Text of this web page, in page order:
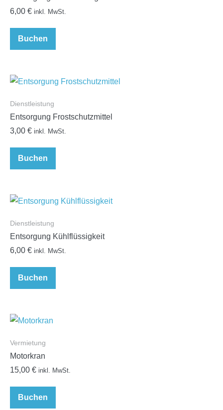
6,00 € inkl. MwSt.
Buchen
Dienstleistung
Entsorgung Frostschutzmittel
3,00 € inkl. MwSt.
Buchen
Dienstleistung
Entsorgung Kühlflüssigkeit
6,00 € inkl. MwSt.
Buchen
Vermietung
Motorkran
15,00 € inkl. MwSt.
Buchen